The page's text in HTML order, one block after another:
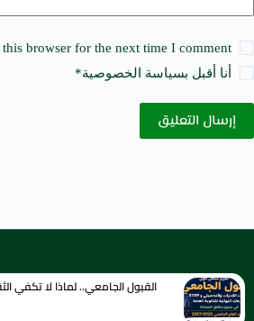
browser for the next time I comment.
أنا أقبل بسياسة الخصوصية*
إرسال التعليق
القبول الجامعي.. لماذا لا تكفي